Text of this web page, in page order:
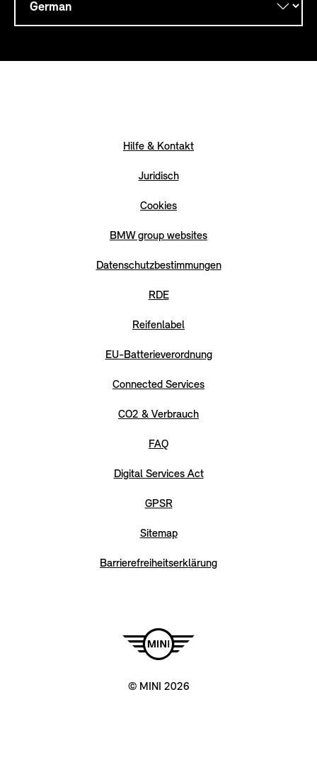
Hilfe & Kontakt
Juridisch
Cookies
BMW group websites
Datenschutzbestimmungen
RDE
Reifenlabel
EU-Batterieverordnung
Connected Services
CO2 & Verbrauch
FAQ
Digital Services Act
GPSR
Sitemap
Barrierefreiheitserklärung
© MINI 2026